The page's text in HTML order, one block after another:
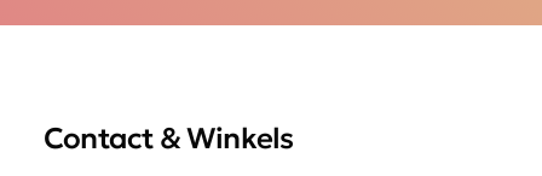
Contact & Winkels